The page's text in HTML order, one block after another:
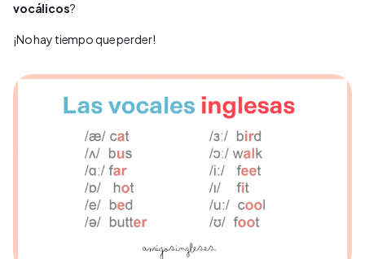
vocálicos?
¡No hay tiempo que perder!